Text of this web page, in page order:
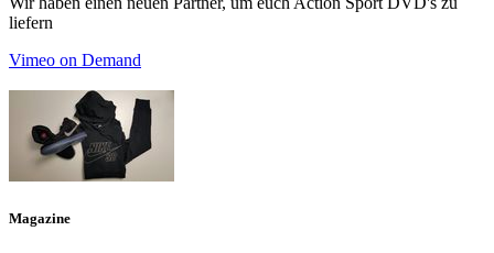
liefern
Vimeo on Demand
Magazine